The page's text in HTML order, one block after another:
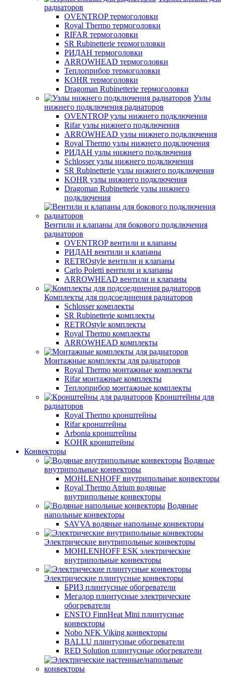
радиаторов
OVENTROP термоголовки
Royal Thermo термоголовки
RIFAR термоголовки
SR Rubinetterie термоголовки
РИДАН термоголовки
ARROWHEAD термоголовки
Теплоприбор термоголовки
KOHR термоголовки
Dragoman Rubinetterie термоголовки
Узлы
нижнего подключения радиаторов
OVENTROP узлы нижнего подключения
Rifar узлы нижнего подключения
ARROWHEAD узлы нижнего подключения
Royal Thermo узлы нижнего подключения
РИДАН узлы нижнего подключения
Schlosser узлы нижнего подключения
SR Rubinetterie узлы нижнего подключения
KOHR узлы нижнего подключения
Dragoman Rubinetterie узлы нижнего
подключения
Вентили и клапаны для бокового подключения
радиаторов
OVENTROP вентили и клапаны
РИДАН вентили и клапаны
RETROstyle вентили и клапаны
Carlo Poletti вентили и клапаны
ARROWHEAD вентили и клапаны
Комплекты для подсоединения радиаторов
Schlosser комплекты
SR Rubinetterie комплекты
RETROstyle комплекты
Royal Thermo комплекты
ARROWHEAD комплекты
Монтажные комплекты для радиаторов
Royal Thermo монтажные комплекты
Rifar монтажные комплекты
Теплоприбор монтажные комплекты
Кронштейны для
радиаторов
Royal Thermo кронштейны
Rifar кронштейны
Arbonia кронштейны
KOHR кронштейны
Конвекторы
Водяные
внутрипольные конвекторы
MOHLENHOFF внутрипольные конвекторы
Royal Thermo Atrium водяные
внутрипольные конвекторы
Водяные
напольные конвекторы
SAVVA водяные напольные конвекторы
Электрические внутрипольные конвекторы
MOHLENHOFF ESK электрические
внутрипольные конвекторы
Электрические плинтусные конвекторы
БРИЗ плинтусные обогреватели
Мегадор плинтусные электрические
обогреватели
ENSTO FinnHeat Mini плинтусные
конвекторы
Nobo NFK Viking конвекторы
BALLU плинтусные обогреватели
RED Solution плинтусные обогреватели